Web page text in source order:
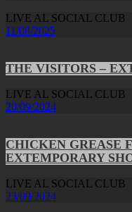
LIVE AL SOCIAL CLUB
11/08/2025
THE VISITORS –
LIVE AL SOCIAL CLUB
20/09/2024
CHICKEN GREASE
EXTEMPORARY
LIVE AL SOCIAL CLUB
23/09/2024